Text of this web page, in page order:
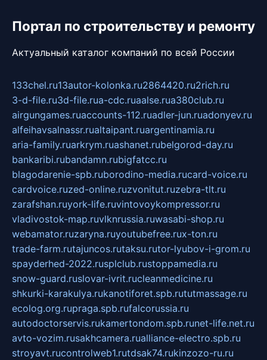
Портал по строительству и ремонту
Актуальный каталог компаний по всей России
133chel.ru13autor-kolonka.ru2864420.ru2rich.ru
3-d-file.ru3d-file.rua-cdc.ruaalse.rua380club.ru
airgungames.ruaccounts-112.ruadler-jun.ruadonyev.ru
alfeihavsalnassr.rualtaipant.ruargentinamia.ru
aria-family.ruarkrym.ruashanet.rubelgorod-day.ru
bankaribi.rubandamn.rubigfatcc.ru
blagodarenie-spb.ruborodino-media.rucard-voice.ru
cardvoice.ruzed-online.ruzvonitut.ruzebra-tlt.ru
zarafshan.ruyork-life.ruvintovoykompressor.ru
vladivostok-map.ruvlknrussia.ruwasabi-shop.ru
webamator.ruzaryna.ruyoutubefree.rux-ton.ru
trade-farm.rutajuncos.rutaksu.rutor-lyubov-i-grom.ru
spayderhed-2022.rusplclub.rustoppamedia.ru
snow-guard.ruslovar-ivrit.rucleanmedicine.ru
shkurki-karakulya.rukanotiforet.spb.rututmassage.ru
ecolog.org.rupraga.spb.rufalcorussia.ru
autodoctorservis.rukamertondom.spb.runet-life.net.ru
avto-vozim.rusakhcamera.rualliance-electro.spb.ru
stroyavt.rucontrolweb1.rutdsak74.rukinzozo-ru.ru